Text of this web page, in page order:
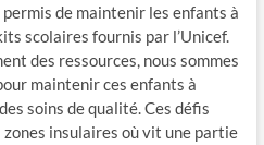
de maintenir les enfants à
scolaires fournis par l’Unicef.
des ressources, nous sommes
maintenir ces enfants à
soins de qualité. Ces défis
insulaires où vit une partie